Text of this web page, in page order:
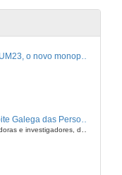
Presentación do UM23, o novo monopraza de UVigo Motorsport
Centos de investigadoras e investigadores, decenas de actividades e sete cidades